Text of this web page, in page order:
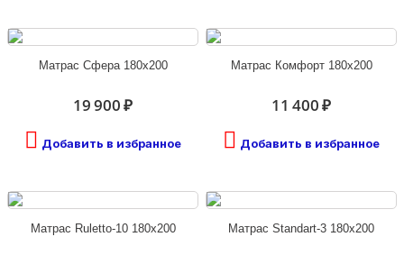
Матрас Сфера 180х200
19 900 ₽
Добавить в избранное
Матрас Комфорт 180х200
11 400 ₽
Добавить в избранное
Матрас Ruletto-10 180х200 Матрас Standart-3 180х200